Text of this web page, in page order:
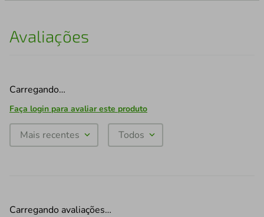
Avaliações
Carregando…
Faça login para avaliar este produto
Mais recentes Todos
Carregando avaliações…